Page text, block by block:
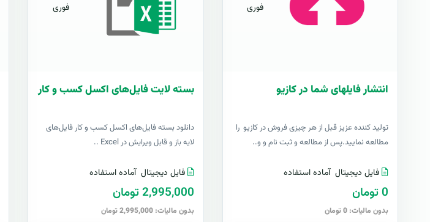
فوری
انتشار فایلهای شما در کازیو
توليد کننده عزيز قبل از هر چیزی فروش در کازیو را
مطالعه نمایید.پس از مطالعه و ثبت نام و و..
فایل دیجیتال آماده استفاده
0 تومان
بدون مالیات: 0 تومان
فوری
بسته لایت فایل‌های اکسل کسب و کار
دانلود بسته فایل‌های اکسل کسب و کار فایل‌های
لایه باز و قابل ویرایش در Excel ..
فایل دیجیتال آماده استفاده
2,995,000 تومان
بدون مالیات: 2,995,000 تومان